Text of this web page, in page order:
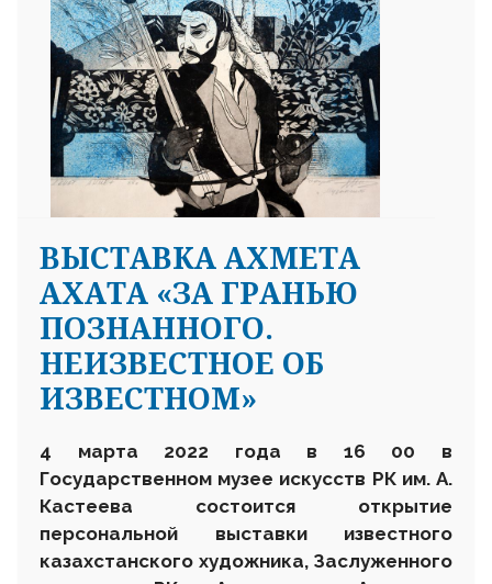
ВЫСТАВКА АХМЕТА
АХАТА «ЗА ГРАНЬЮ
ПОЗНАННОГО.
НЕИЗВЕСТНОЕ ОБ
ИЗВЕСТНОМ»
4 марта 2022 года в 16 00 в
Государственном музее искусств РК им. А.
Кастеева состоится открытие
персональной выставки известного
казахстанского художника, Заслуженного